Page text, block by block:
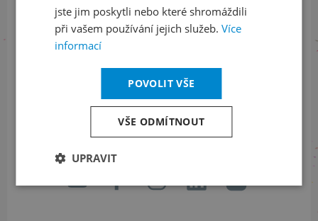
Přihlaste se k našemu newsletteru
a buďte jako první v obraze
ODEBÍRAT NEWSLETTER
jste jim poskytli nebo které shromáždili
při vašem používání jejich služeb. Více
informací
POVOLIT VŠE
VŠE ODMÍTNOUT
UPRAVIT